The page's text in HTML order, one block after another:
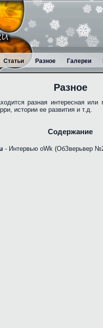
Статьи Разное Галереи
Разное
разная интересная
истории ее развития и т.д.
Содержание
- Интервью oWk (ОбЗверьвер